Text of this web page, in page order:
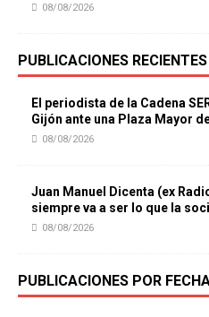
08/08/2026
PUBLICACIONES RECIENTES
El periodista de la Cadena
Gijón ante una Plaza Mayor
08/08/2026
Juan Manuel Dicenta (ex
siempre va a ser lo que la
08/08/2026
PUBLICACIONES POR